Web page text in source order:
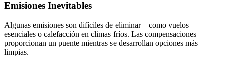
Emisiones Inevitables
Algunas emisiones son difíciles de eliminar—como vuelos
esenciales o calefacción en climas fríos. Las compensaciones
proporcionan un puente mientras se desarrollan opciones más
limpias.